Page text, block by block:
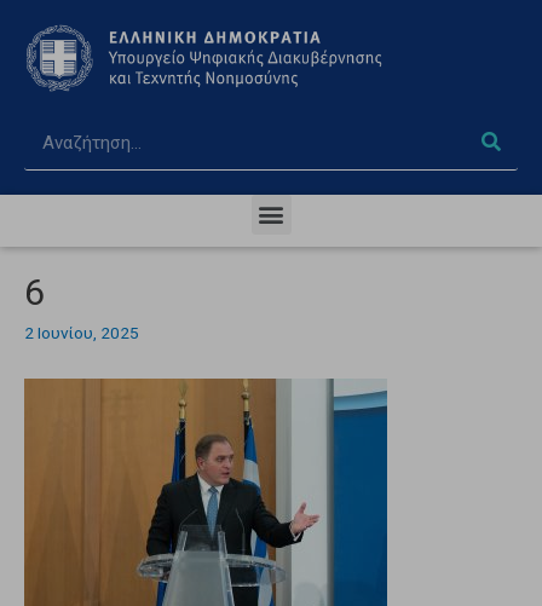
6
2 Ιουνίου, 2025